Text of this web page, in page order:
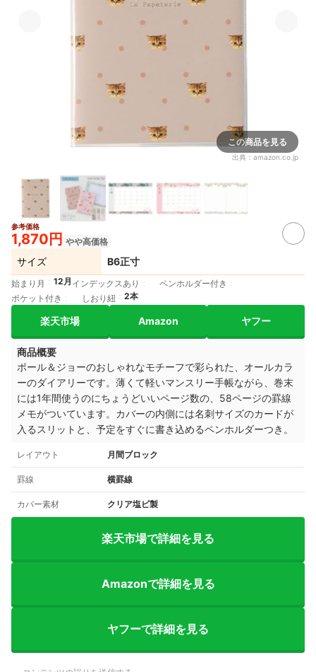
この商品を見る
出典： amazon.co.jp
参考価格
1,870円 やや高価格
サイズ B6正寸
始まり月 12月 インデックスあり
ペンホルダー付き
ポケット付き
しおり紐 2本
楽天市場 Amazon ヤフー
商品概要
ポール＆ジョーのおしゃれなモチーフで彩られた、オールカラ
ーのダイアリーです。薄くて軽いマンスリー手帳ながら、巻末
には1年間使うのにちょうどいいページ数の、58ページの罫線
メモがついています。カバーの内側には名刺サイズのカードが
入るスリットと、予定をすぐに書き込めるペンホルダーつき。
レイアウト 月間ブロック
罫線 横罫線
カバー素材 クリア塩ビ製
楽天市場で詳細を見る
Amazonで詳細を見る
ヤフーで詳細を見る